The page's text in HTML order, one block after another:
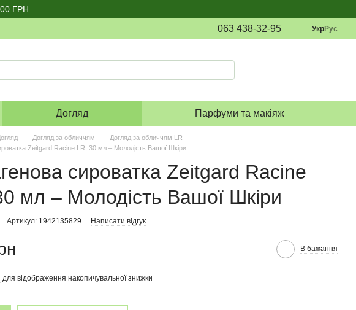
ГРН
063 438-32-95 УкрРус
Догляд Парфуми та макіяж
Догляд за обличчям
Догляд за обличчям LR
Zeitgard Racine LR, 30 мл – Молодість Вашої Шкіри
сироватка Zeitgard Racine
мл – Молодість Вашої Шкіри
Артикул: 1942135829 Написати відгук
В бажання
для відображення накопичувальної знижки